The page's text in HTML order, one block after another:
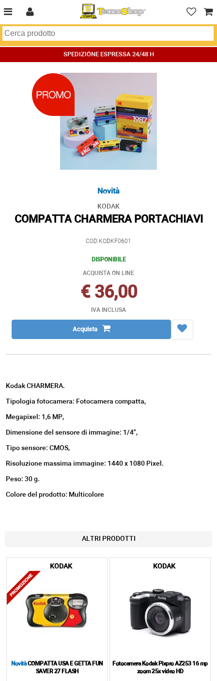
SPEDIZIONE ESPRESSA 24/48 H
Novità
KODAK
COMPATTA CHARMERA PORTACHIAVI
COD:KODKF0601
DISPONIBILE
ACQUISTA ON LINE
€ 36,00
IVA INCLUSA
Acquista
Kodak CHARMERA.
Tipologia fotocamera: Fotocamera compatta,
Megapixel: 1,6 MP,
Dimensione del sensore di immagine: 1/4",
Tipo sensore: CMOS,
Risoluzione massima immagine: 1440 x 1080 Pixel.
Peso: 30 g.
Colore del prodotto: Multicolore
ALTRI PRODOTTI
KODAK
Novità COMPATTA USA E GETTA FUN
SAVER 27 FLASH
KODAK
Fotocamera Kodak Pixpro AZ253 16 mp
zoom 25x video HD